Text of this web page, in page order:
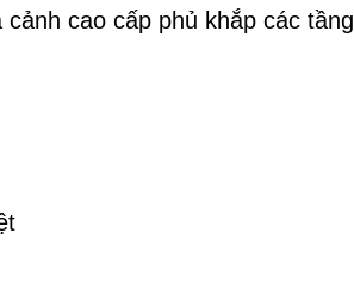
cao cấp phủ khắp các tầng